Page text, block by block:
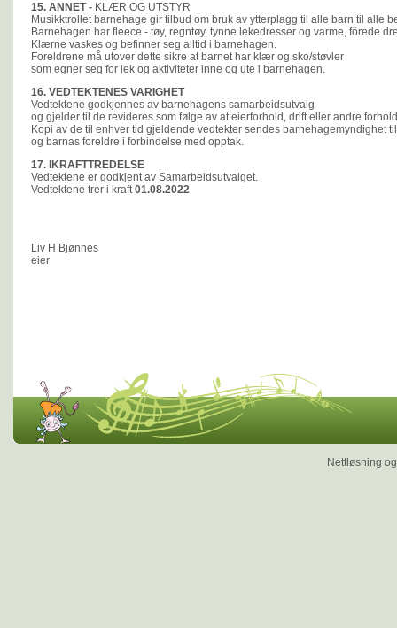
15. ANNET - KLÆR OG UTSTYR
Musikktrollet barnehage gir tilbud om bruk av ytterplagg til alle barn til alle
Barnehagen har fleece - tøy, regntøy, tynne lekedresser og varme, fôrede
Klærne vaskes og befinner seg alltid i barnehagen.
Foreldrene må utover dette sikre at barnet har klær og sko/støvler
som egner seg for lek og aktiviteter inne og ute i barnehagen.
16. VEDTEKTENES VARIGHET
Vedtektene godkjennes av barnehagens samarbeidsutvalg
og gjelder til de revideres som følge av at eierforhold, drift eller andre
Kopi av de til enhver tid gjeldende vedtekter sendes barnehagemyndighet
og barnas foreldre i forbindelse med opptak.
17. IKRAFTTREDELSE
Vedtektene er godkjent av Samarbeidsutvalget.
Vedtektene trer i kraft01.08.2022
Liv H Bjønnes
eier
Nettløsning